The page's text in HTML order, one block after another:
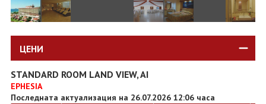
ЦЕНИ
STANDARD ROOM LAND VIEW, AI
EPHESIA
Последната актуализация на 26.07.2026 12:06 часа